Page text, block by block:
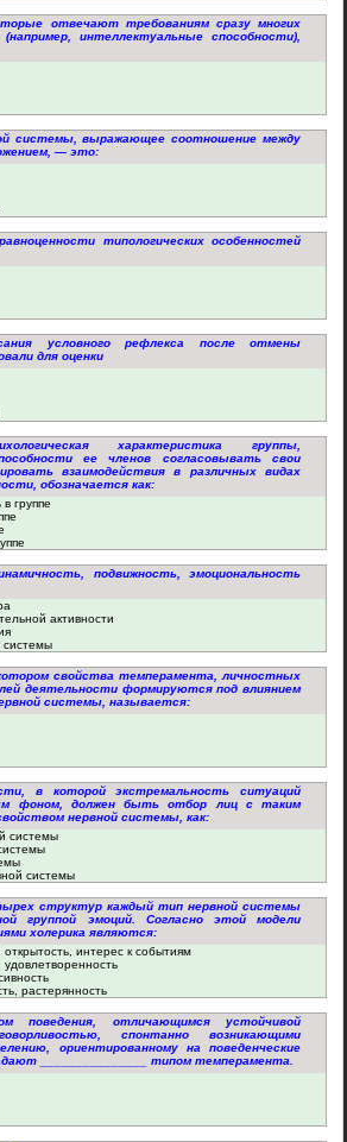
отвечают требованиям сразу многих
интеллектуальные способности),
системы, выражающее соотношение между
— это:
типологических особенностей
условного рефлекса после отмены
для оценки
характеристика группы,
ее членов согласовывать свои
взаимодействия в различных видах
обозначается как:
группе
подвижность, эмоциональность
активности
системы
свойства темперамента, личностных
деятельности формируются под влиянием
системы, называется:
в которой экстремальность ситуаций
фоном, должен быть отбор лиц с таким
нервной системы, как:
системы
системы
структур каждый тип нервной системы
группой эмоций. Согласно этой модели
холерика являются:
интерес к событиям
растерянность
отличающимся устойчивой
спонтанно возникающими
ориентированному на поведенческие
_______________ типом темперамента.